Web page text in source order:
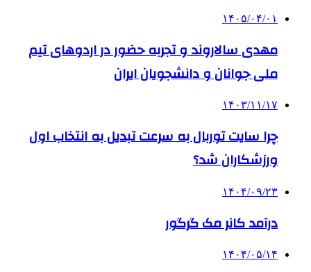
۱۴۰۵/۰۴/۰۱
مهدی سالاروند و تجربه حضور در اردوهای تیم
ملی جوانان و دانشجویان ایران
۱۴۰۳/۱۱/۱۷
چرا سایت توربال به ‌سرعت تبدیل به انتخاب اول
ورزشکاران شد؟
۱۴۰۴/۰۹/۲۳
درآمد کانر مک گرگور
۱۴۰۴/۰۵/۱۴